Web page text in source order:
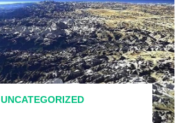
UNCATEGORIZED